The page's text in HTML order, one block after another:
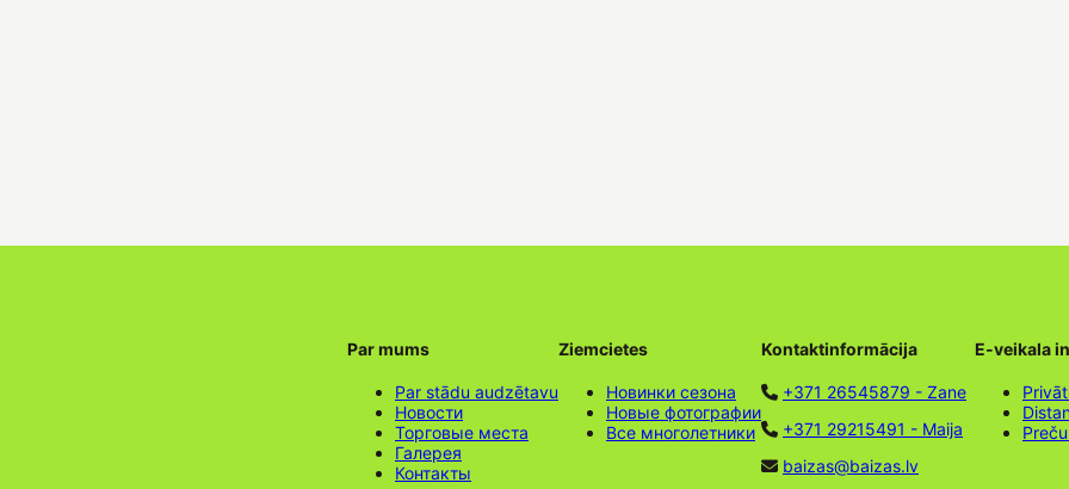
Par mums
Par stādu audzētavu
Новости
Торговые места
Галерея
Контакты
Ziemcietes
Новинки сезона
Новые фотографии
Все многолетники
Kontaktinformācija
+371 26545879 - Zane
+371 29215491 - Maija
baizas@baizas.lv
E-veikala